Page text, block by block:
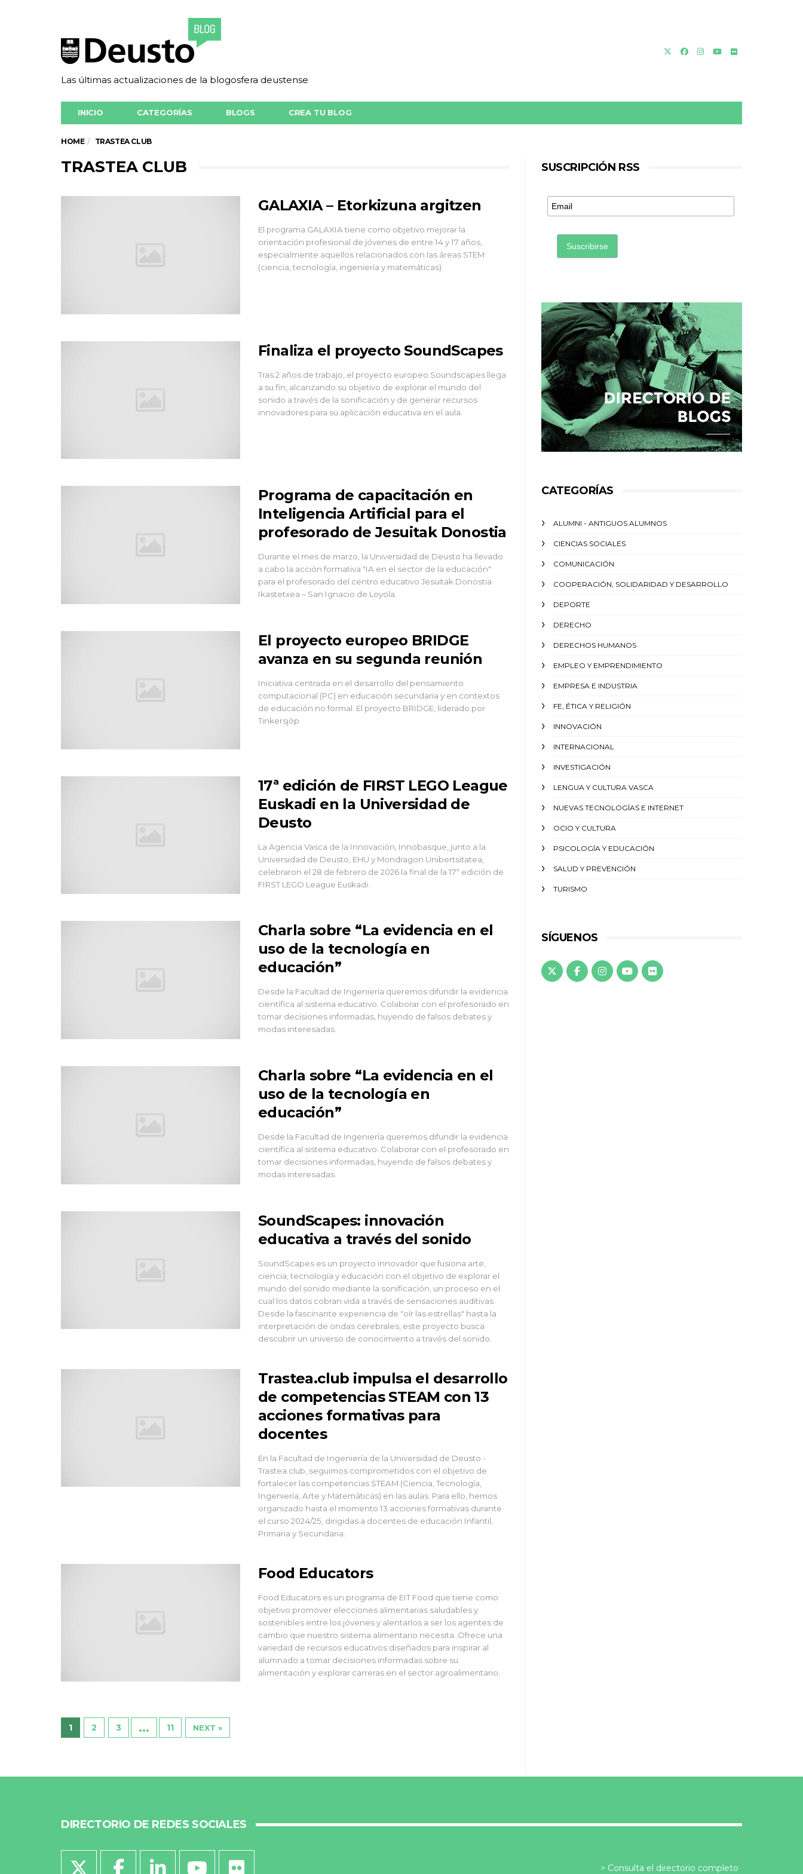
Las últimas actualizaciones de la blogosfera deustense
INICIO CATEGORÍAS BLOGS CREA TU BLOG
HOME TRASTEA CLUB
TRASTEA CLUB
GALAXIA – Etorkizuna argitzen
El programa GALAXIA tiene como objetivo mejorar la
orientación profesional de jóvenes de entre 14 y 17 años,
especialmente aquellos relacionados con las áreas STEM
(ciencia, tecnología, ingeniería y matemáticas).
Finaliza el proyecto SoundScapes
Tras 2 años de trabajo, el proyecto europeo Soundscapes llega
a su fin, alcanzando su objetivo de explorar el mundo del
sonido a través de la sonificación y de generar recursos
innovadores para su aplicación educativa en el aula.
Programa de capacitación en
Inteligencia Artificial para el
profesorado de Jesuitak Donostia
Durante el mes de marzo, la Universidad de Deusto ha llevado
a cabo la acción formativa "IA en el sector de la educación"
para el profesorado del centro educativo Jesuitak Donostia
Ikastetxea – San Ignacio de Loyola.
El proyecto europeo BRIDGE
avanza en su segunda reunión
Iniciativa centrada en el desarrollo del pensamiento
computacional (PC) en educación secundaria y en contextos
de educación no formal. El proyecto BRIDGE, liderado por
Tinkersjòp
17ª edición de FIRST LEGO League
Euskadi en la Universidad de
Deusto
La Agencia Vasca de la Innovación, Innobasque, junto a la
Universidad de Deusto, EHU y Mondragon Unibertsitatea,
celebraron el 28 de febrero de 2026 la final de la 17ª edición de
FIRST LEGO League Euskadi.
Charla sobre “La evidencia en el
uso de la tecnología en
educación”
Desde la Facultad de Ingeniería queremos difundir la evidencia
científica al sistema educativo. Colaborar con el profesorado en
tomar decisiones informadas, huyendo de falsos debates y
modas interesadas.
Charla sobre “La evidencia en el
uso de la tecnología en
educación”
Desde la Facultad de Ingeniería queremos difundir la evidencia
científica al sistema educativo. Colaborar con el profesorado en
tomar decisiones informadas, huyendo de falsos debates y
modas interesadas.
SoundScapes: innovación
educativa a través del sonido
SoundScapes es un proyecto innovador que fusiona arte,
ciencia, tecnología y educación con el objetivo de explorar el
mundo del sonido mediante la sonificación, un proceso en el
cual los datos cobran vida a través de sensaciones auditivas.
Desde la fascinante experiencia de "oír las estrellas" hasta la
interpretación de ondas cerebrales, este proyecto busca
descubrir un universo de conocimiento a través del sonido.
Trastea.club impulsa el desarrollo
de competencias STEAM con 13
acciones formativas para
docentes
En la Facultad de Ingeniería de la Universidad de Deusto -
Trastea.club, seguimos comprometidos con el objetivo de
fortalecer las competencias STEAM (Ciencia, Tecnología,
Ingeniería, Arte y Matemáticas) en las aulas. Para ello, hemos
organizado hasta el momento 13 acciones formativas durante
el curso 2024/25, dirigidas a docentes de educación Infantil,
Primaria y Secundaria.
Food Educators
Food Educators es un programa de EIT Food que tiene como
objetivo promover elecciones alimentarias saludables y
sostenibles entre los jóvenes y alentarlos a ser los agentes de
cambio que nuestro sistema alimentario necesita. Ofrece una
variedad de recursos educativos diseñados para inspirar al
alumnado a tomar decisiones informadas sobre su
alimentación y explorar carreras en el sector agroalimentario.
1 2 3 … 11 NEXT »
SUSCRIPCIÓN RSS
CATEGORÍAS
ALUMNI - ANTIGUOS ALUMNOS
CIENCIAS SOCIALES
COMUNICACIÓN
COOPERACIÓN, SOLIDARIDAD Y DESARROLLO
DEPORTE
DERECHO
DERECHOS HUMANOS
EMPLEO Y EMPRENDIMIENTO
EMPRESA E INDUSTRIA
FE, ÉTICA Y RELIGIÓN
INNOVACIÓN
INTERNACIONAL
INVESTIGACIÓN
LENGUA Y CULTURA VASCA
NUEVAS TECNOLOGÍAS E INTERNET
OCIO Y CULTURA
PSICOLOGÍA Y EDUCACIÓN
SALUD Y PREVENCIÓN
TURISMO
SÍGUENOS
DIRECTORIO DE REDES SOCIALES
Consulta el directorio completo